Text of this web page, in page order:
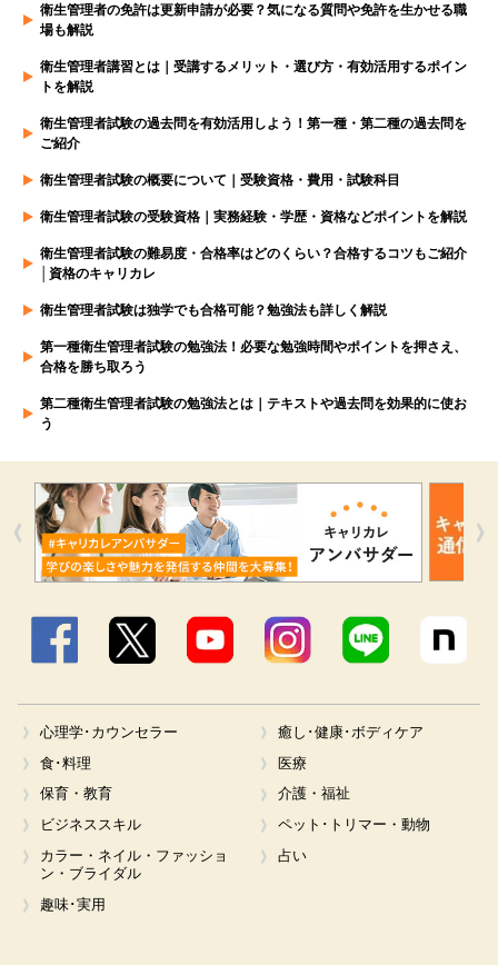
衛生管理者の免許は更新申請が必要？気になる質問や免許を生かせる職
場も解説
衛生管理者講習とは｜受講するメリット・選び方・有効活用するポイン
トを解説
衛生管理者試験の過去問を有効活用しよう！第一種・第二種の過去問を
ご紹介
衛生管理者試験の概要について｜受験資格・費用・試験科目
衛生管理者試験の受験資格｜実務経験・学歴・資格などポイントを解説
衛生管理者試験の難易度・合格率はどのくらい？合格するコツもご紹介
│資格のキャリカレ
衛生管理者試験は独学でも合格可能？勉強法も詳しく解説
第一種衛生管理者試験の勉強法！必要な勉強時間やポイントを押さえ、
合格を勝ち取ろう
第二種衛生管理者試験の勉強法とは｜テキストや過去問を効果的に使お
う
Facebook X YouTube Instagram LINE
心理学･カウンセラー
癒し･健康･ボディケア
食･料理
医療
保育・教育
介護・福祉
ビジネススキル
ペット･トリマー・動物
カラー・ネイル・ファッショ
ン・ブライダル
占い
趣味･実用